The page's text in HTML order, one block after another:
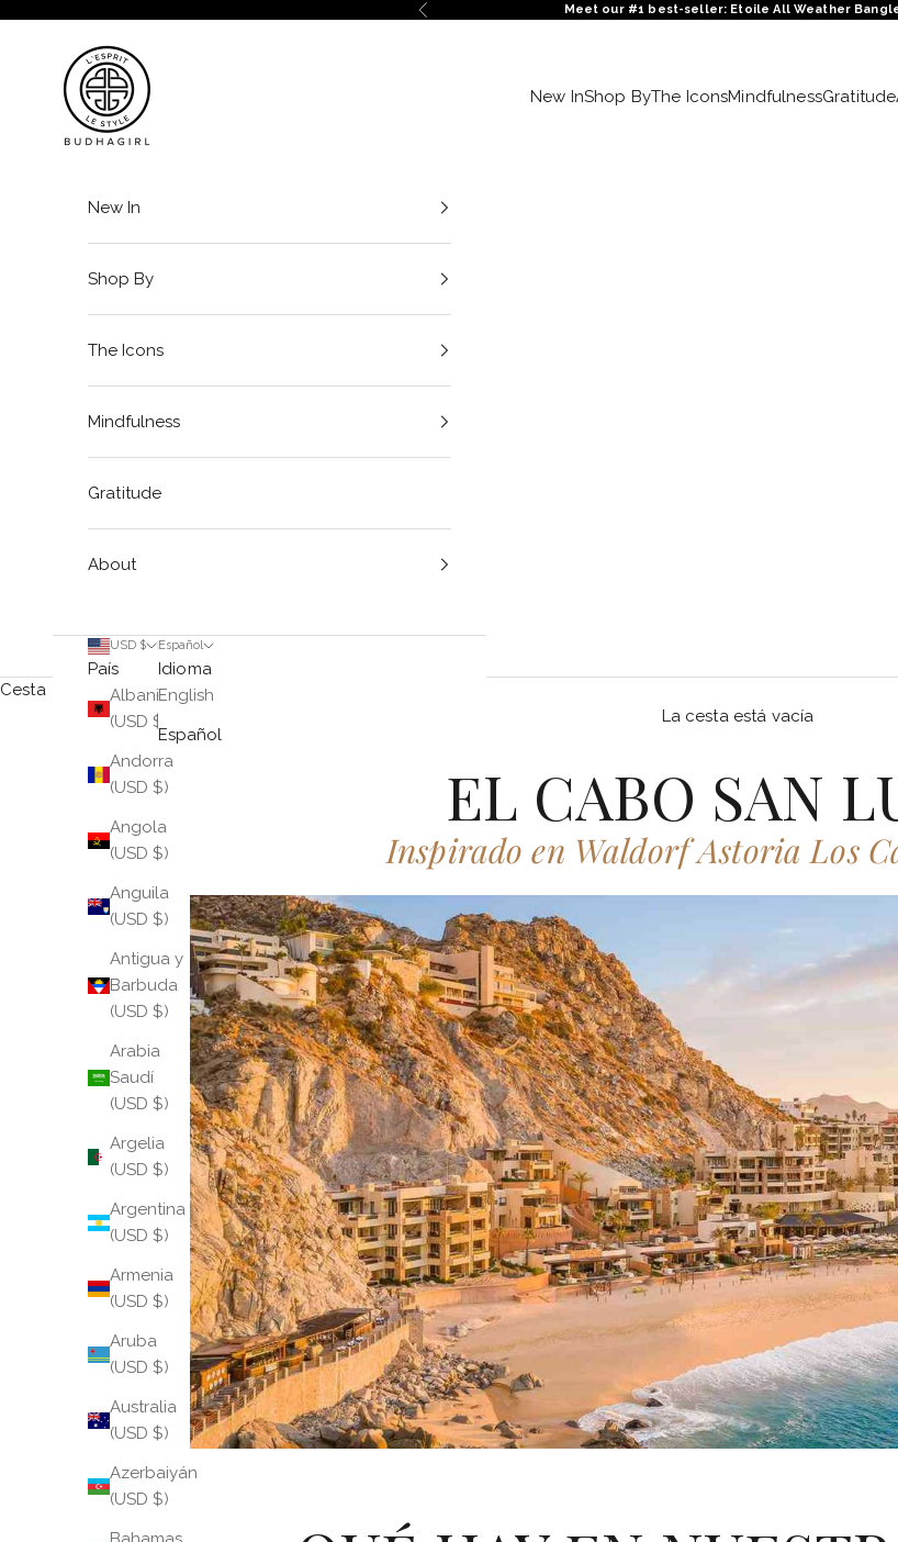
Anterior Meet our #1 best-seller: Etoile All Weather
BuDhaGirl
New InShop ByThe IconsMindfulnessGratitude
New In
Shop By
The Icons
Mindfulness
Gratitude
About
USD $
País
Albania
(USD $)
Andorra
(USD $)
Angola
(USD $)
Anguila
(USD $)
Antigua y
Barbuda
(USD $)
Arabia
Saudí
(USD $)
Argelia
(USD $)
Argentina
(USD $)
Armenia
(USD $)
Aruba
(USD $)
Australia
(USD $)
Azerbaiyán
(USD $)
Español
Idioma
English
Español
Cesta
La cesta está vacía
EL CABO SAN
Inspirado en Waldorf Astoria Los